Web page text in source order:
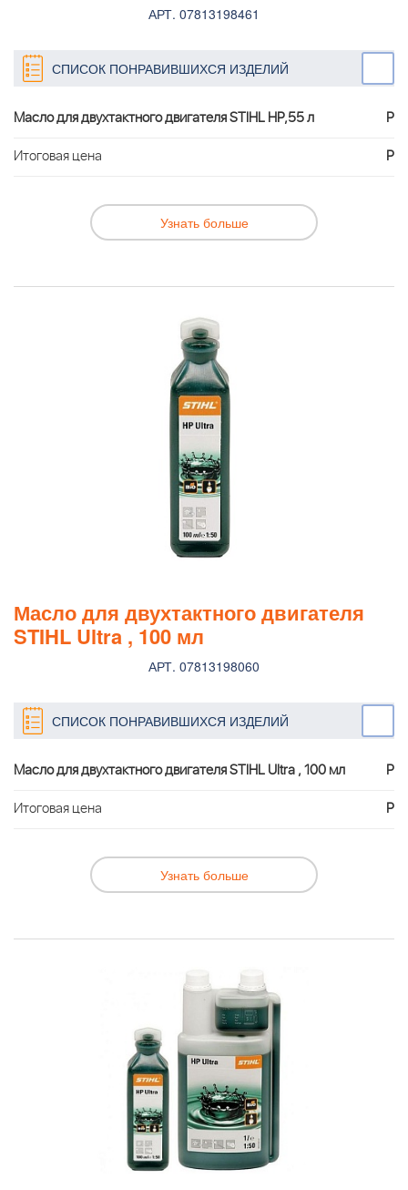
АРТ. 07813198461
СПИСОК ПОНРАВИВШИХСЯ ИЗДЕЛИЙ
Масло для двухтактного двигателя STIHL HP,55 л
Р
Итоговая цена
Р
Узнать больше
Масло для двухтактного двигателя
STIHL Ultra , 100 мл
АРТ. 07813198060
СПИСОК ПОНРАВИВШИХСЯ ИЗДЕЛИЙ
Масло для двухтактного двигателя STIHL Ultra , 100 мл
Р
Итоговая цена
Р
Узнать больше